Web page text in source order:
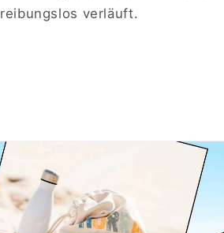
reibungslos verläuft.